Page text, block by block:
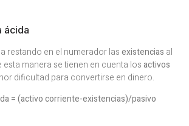
ácida
restando en el numerador lasexistencias al
esta manera se tienen en cuenta losactivos
dificultad para convertirse en dinero.
= (activo corriente-existencias)/pasivo